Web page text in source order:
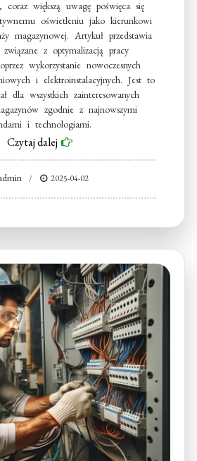
coraz większą uwagę poświęca się
oświetleniu jako kierunkowi
magazynowej. Artykuł przedstawia
z optymalizacją pracy
wykorzystanie nowoczesnych
i elektroinstalacyjnych. Jest to
dla wszystkich zainteresowanych
zgodnie z najnowszymi
i technologiami.
Czytaj dalej
2025-04-02